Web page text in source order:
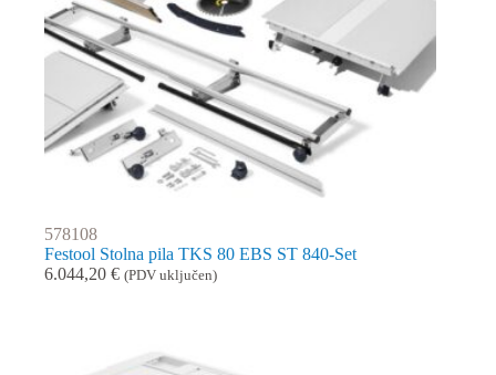
578108
Festool Stolna pila TKS 80 EBS ST 840-Set
6.044,20 € (PDV uključen)